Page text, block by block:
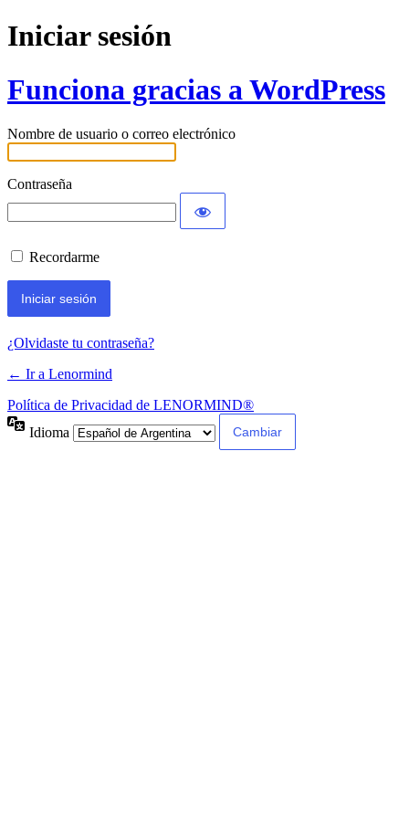
Iniciar sesión
Funciona gracias a WordPress
Nombre de usuario o correo electrónico
Contraseña
Recordarme
¿Olvidaste tu contraseña?
← Ir a Lenormind
Política de Privacidad de LENORMIND®
Idioma